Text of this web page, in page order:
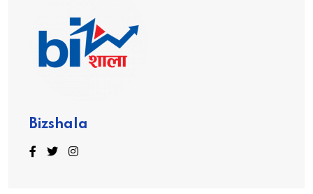
Bizshala